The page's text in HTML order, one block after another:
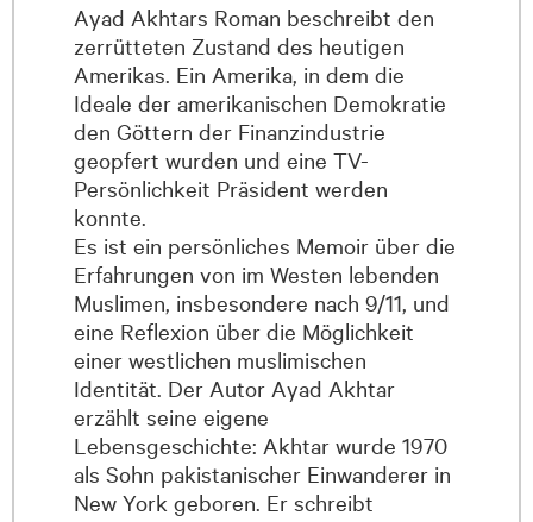
Ayad Akhtars Roman beschreibt den
zerrütteten Zustand des heutigen
Amerikas. Ein Amerika, in dem die
Ideale der amerikanischen Demokratie
den Göttern der Finanzindustrie
geopfert wurden und eine TV-
Persönlichkeit Präsident werden
konnte.
Es ist ein persönliches Memoir über die
Erfahrungen von im Westen lebenden
Muslimen, insbesondere nach 9/11, und
eine Reflexion über die Möglichkeit
einer westlichen muslimischen
Identität. Der Autor Ayad Akhtar
erzählt seine eigene
Lebensgeschichte: Akhtar wurde 1970
als Sohn pakistanischer Einwanderer in
New York geboren. Er schreibt